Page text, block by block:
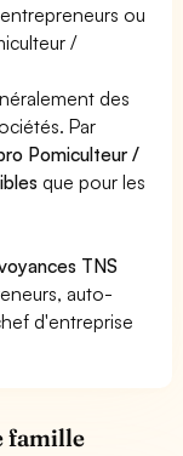
ou
/
des
Par
Pomiculteur /
que pour les
TNS
auto-
d'entreprise
famille